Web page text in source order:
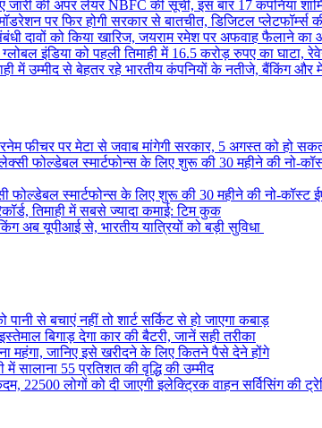
जारी की अपर लेयर NBFC की सूची, इस बार 17 कंपनियां
पर फिर होगी सरकार से बातचीत, डिजिटल प्लेटफॉर्म्स की
दावों को किया खारिज, जयराम रमेश पर अफवाह फैलाने का
इंडिया को पहली तिमाही में 16.5 करोड़ रुपए का घाटा,
में उम्मीद से बेहतर रहे भारतीय कंपनियों के नतीजे, बैंकिंग
फीचर पर मेटा से जवाब मांगेगी सरकार, 5 अगस्त को हो
फोल्डेबल स्मार्टफोन्स के लिए शुरू की 30 महीने की नो-
स्मार्टफोन्स के लिए शुरू की 30 महीने की नो-कॉस्ट
तिमाही में सबसे ज्यादा कमाई: टिम कुक
अब यूपीआई से, भारतीय यात्रियों को बड़ी सुविधा
से बचाएं नहीं तो शार्ट सर्किट से हो जाएगा कबाड़
बिगाड़ देगा कार की बैटरी, जानें सही तरीका
महंगा, जानिए इसे खरीदने के लिए कितने पैसे देने होंगे
सालाना 55 प्रतिशत की वृद्धि की उम्मीद
22500 लोगों को दी जाएगी इलेक्ट्रिक वाहन सर्विसिंग की